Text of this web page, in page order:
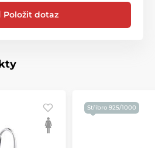
Položit dotaz
Stříbro 925/1000